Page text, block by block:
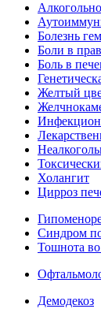
Болезнь
Боли в
Боль в
Желтый
Холангит
Цирроз
Синдром
Тошнота
Демодекоз